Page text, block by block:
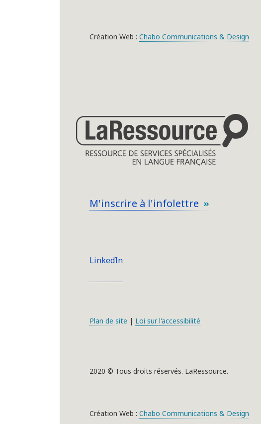
Création Web : Chabo Communications & Design
M'inscrire à l'infolettre
LinkedIn
Plan de site | Loi sur l'accessibilité
2020 © Tous droits réservés. LaRessource.
Création Web : Chabo Communications & Design